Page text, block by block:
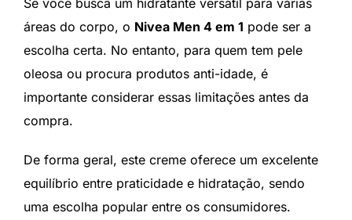
áreas do corpo, o Nivea Men 4 em 1 pode ser a
escolha certa. No entanto, para quem tem pele
oleosa ou procura produtos anti-idade, é
importante considerar essas limitações antes da
compra.
De forma geral, este creme oferece um excelente
equilíbrio entre praticidade e hidratação, sendo
uma escolha popular entre os consumidores.